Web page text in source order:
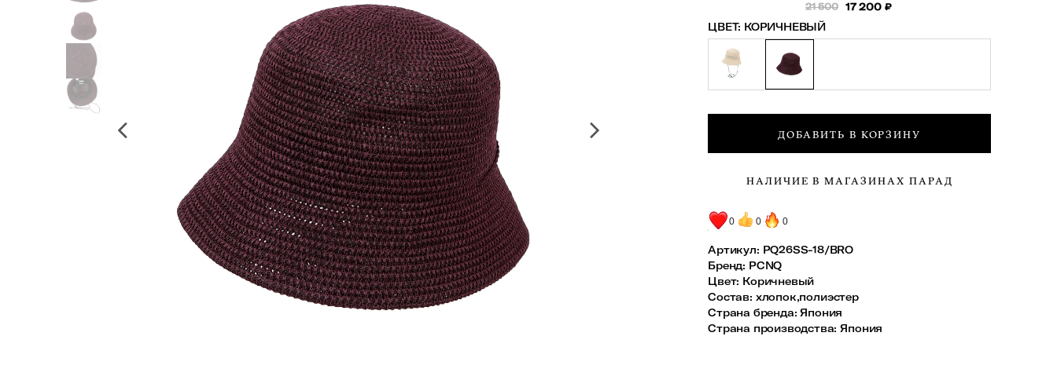
21 500 17 200₽
ЦВЕТ: КОРИЧНЕВЫЙ
ДОБАВИТЬ В КОРЗИНУ
НАЛИЧИЕ В МАГАЗИНАХ ПАРАД
0 0 0
Артикул: PQ26SS-18/BRO
Бренд: PCNQ
Цвет: Коричневый
Состав: хлопок,полиэстер
Страна бренда: Япония
Страна производства: Япония